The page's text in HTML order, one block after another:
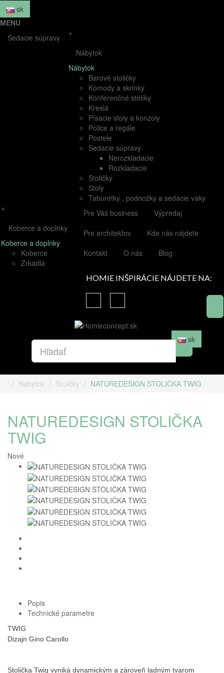
sk
MENU
Sedacie súpravy
+
Nábytok
Nábytok
Barové stoličky
Komody a skrinky
Konferenčné stolíky
Kreslá
Písacie stoly a konzoly
Police a regále
Postele
Sedacie súpravy
Nerozkladacie
Rozkladacie
Stoličky
Stoly
Taburetky , podnožky a sedacie vaky
+
Koberce a doplnky
Koberce a doplnky
Koberce
Zrkadlá
Pre Váš business
Výpredaj
Pre architektov
Kde nás nájdete
Kontakt
O nás Blog
HOMIE INŠPIRÁCIE NÁJDETE NA:
sk
Nábytok Stoličky NATUREDESIGN STOLIČKA TWIG
NATUREDESIGN STOLIČKA
TWIG
Nové
Popis
Technické parametre
TWIG
Dizajn Gino Carollo
Stolička Twig vyniká dynamickým a zároveň ladným tvarom